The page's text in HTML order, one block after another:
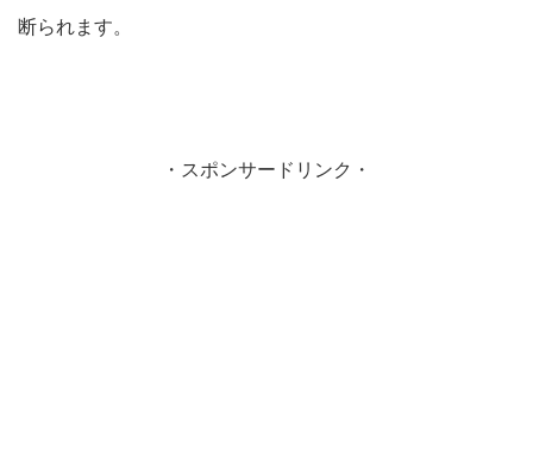
断られます。
・スポンサードリンク・